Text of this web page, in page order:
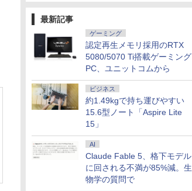
最新記事
ゲーミング
認定再生メモリ採用のRTX
5080/5070 Ti搭載ゲーミング
PC、ユニットコムから
ビジネス
約1.49kgで持ち運びやすい
15.6型ノート「Aspire Lite
15」
AI
Claude Fable 5、格下モデル
に回される不満が85%減。生
物学の質問で